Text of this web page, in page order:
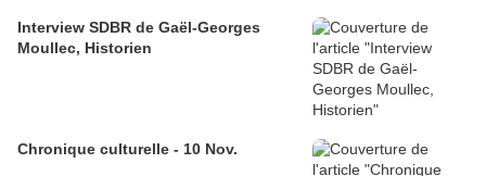
Interview SDBR de Gaël-Georges
Moullec, Historien
Chronique culturelle - 10 Nov.